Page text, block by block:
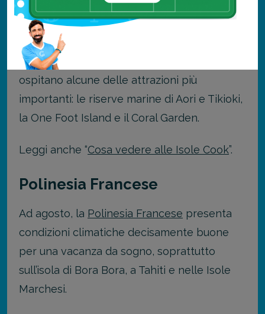
foreste sommerse di corallo.
Tra le varie isole che compongono
l’arcipelago,
ospitano alcune delle attrazioni più
importanti: le riserve marine di Aori e Tikioki,
la One Foot Island e il Coral Garden.
Leggi anche “Cosa vedere alle Isole Cook”.
Polinesia Francese
Ad agosto, la Polinesia Francese presenta
condizioni climatiche decisamente buone
per una vacanza da sogno, soprattutto
sull’isola di Bora Bora, a Tahiti e nelle Isole
Marchesi.